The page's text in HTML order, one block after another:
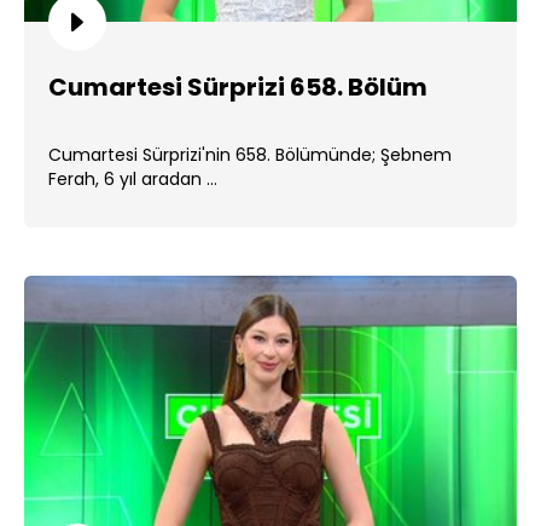
Cumartesi Sürprizi 658. Bölüm
Cumartesi Sürprizi'nin 658. Bölümünde; Şebnem
Ferah, 6 yıl aradan ...